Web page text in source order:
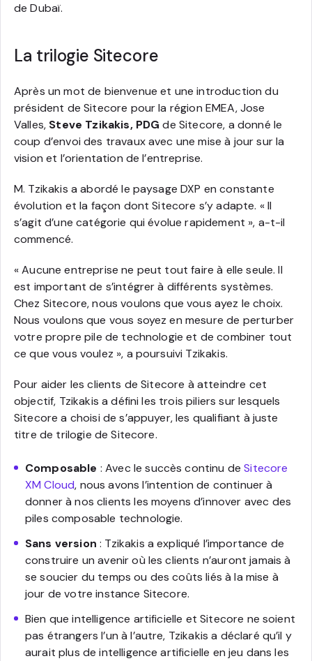
de Dubaï.
La trilogie Sitecore
Après un mot de bienvenue et une introduction du
président de Sitecore pour la région EMEA, Jose
Valles, Steve Tzikakis, PDG de Sitecore, a donné le
coup d’envoi des travaux avec une mise à jour sur la
vision et l’orientation de l’entreprise.
M. Tzikakis a abordé le paysage DXP en constante
évolution et la façon dont Sitecore s’y adapte. « Il
s’agit d’une catégorie qui évolue rapidement », a-t-il
commencé.
« Aucune entreprise ne peut tout faire à elle seule. Il
est important de s’intégrer à différents systèmes.
Chez Sitecore, nous voulons que vous ayez le choix.
Nous voulons que vous soyez en mesure de perturber
votre propre pile de technologie et de combiner tout
ce que vous voulez », a poursuivi Tzikakis.
Pour aider les clients de Sitecore à atteindre cet
objectif, Tzikakis a défini les trois piliers sur lesquels
Sitecore a choisi de s’appuyer, les qualifiant à juste
titre de trilogie de Sitecore.
Composable : Avec le succès continu deSitecore
XM Cloud, nous avons l’intention de continuer à
donner à nos clients les moyens d’innover avec des
piles composable technologie.
Sans version : Tzikakis a expliqué l’importance de
construire un avenir où les clients n’auront jamais à
se soucier du temps ou des coûts liés à la mise à
jour de votre instance Sitecore.
Bien que intelligence artificielle et Sitecore ne soient
pas étrangers l’un à l’autre, Tzikakis a déclaré qu’il y
aurait plus de intelligence artificielle en jeu dans les